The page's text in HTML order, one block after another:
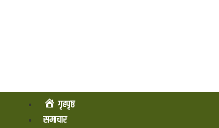
गृहपृष्ठ
समाचार